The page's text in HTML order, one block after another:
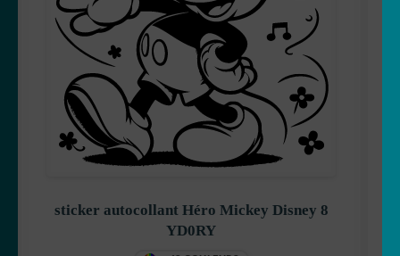
sticker autocollant Héro Mickey Disney 8
YD0RY